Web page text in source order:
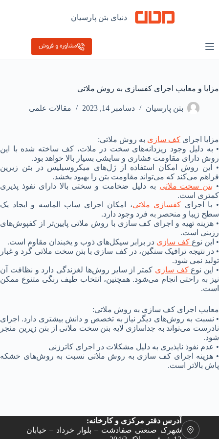
دنیای بتن پارسیان
مشاوره و فروش
مزایا و معایب اجرای کفسازی به روش ملاتی
بتن پارسیان دسامبر 14, 2023 مقالات علمی
مزایا اجرای کف سازی به روش ملاتی:
• به دلیل وجود ریزدانه‌های سخت در ملات، کف ساخته شده با این
روش دارای مقاومت فشاری و سایشی بسیار بالا خواهد بود.
• این روش امکان استفاده از ژل‌های میکروسیلیس در بتن زیرین
فراهم می‌کند که می‌تواند مقاومت بتن را بهبود بخشد.
• بتن سخت ملاتی به دلیل ضخامت و سختی بالا دارای نفوذ پذیری
کمتری است.
• با اجرای کفسازی ملاتی، امکان اجرای ساب الماسه و ایجاد یک
سطح زیبا و منحصر به فرد وجود دارد.
• هزینه تهیه و اجرای کف سازی با روش ملاتی پایین‌تر از کفپوش‌های
رزینی است.
• این نوع کف سازی در برابر سیکل‌های ذوب و یخبندان مقاوم است.
• در نتیجه ترافیک سنگین، در کف سازی با بتن سخت ملاتی گرد و غبار
تولید نمی‌ شود.
• این نوع کف سازی کمتر از سایر روش‌ها لغزندگی دارد و نظافت آن
نیز به راحتی انجام می‌شود. همچنین، انتخاب طیف رنگی متنوع ممکن
است.
معایب اجرای کف سازی به روش ملاتی:
• نسبت به روش‌های دیگر نیاز به تخصص و دانش بیشتری دارد. اجرای
نادرست می‌تواند به جداسازی لایه بتن سخت ملاتی از بتن زیرین منجر
شود.
• عدم نفوذ ناپذیری به دلیل مشکلات در اجرای کاترزنی
• هزینه اجرای کف سازی به روش ملاتی نسبت به روش‌های خشکه
پاش بالاتر است.
آدرس دفتر مرکزی و کارخانه:
شهرک صنعتی صفادشت – بلوار خرداد – خیابان